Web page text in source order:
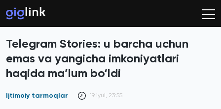
Telegram Stories: u barcha uchun
emas va yangicha imkoniyatlari
haqida ma’lum bo‘ldi
Ijtimoiy tarmoqlar 19 iyul, 23:55